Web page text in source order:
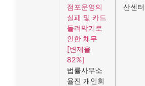
점포운영의
실패 및 카드
돌려막기로
인한 채무
[변제율
82%]
법률사무소
율진 개인회
산센터